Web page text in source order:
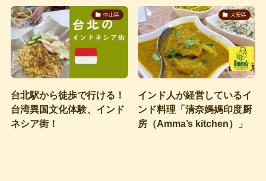
中山區
台北駅から徒歩で行ける！
台湾異国文化体験、インド
ネシア街！
大安區
インド人が経営しているイ
ンド料理「清奈媽媽印度厨
房（Amma’s kitchen）」